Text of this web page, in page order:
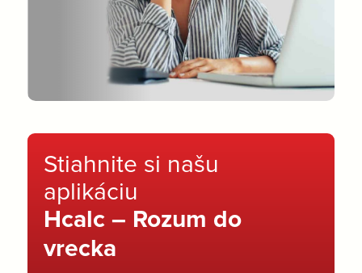
Stiahnite si našu
aplikáciu
Hcalc – Rozum do
vrecka